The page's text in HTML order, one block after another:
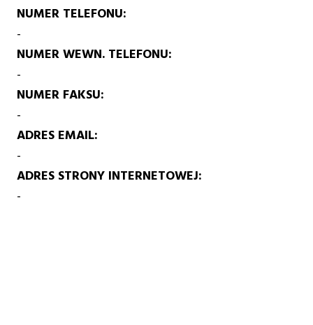
NUMER TELEFONU
-
NUMER WEWN. TELEFONU
-
NUMER FAKSU
-
ADRES EMAIL
-
ADRES STRONY INTERNETOWEJ
-